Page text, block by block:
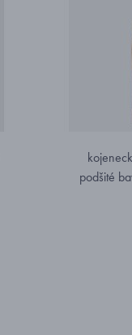
podšité